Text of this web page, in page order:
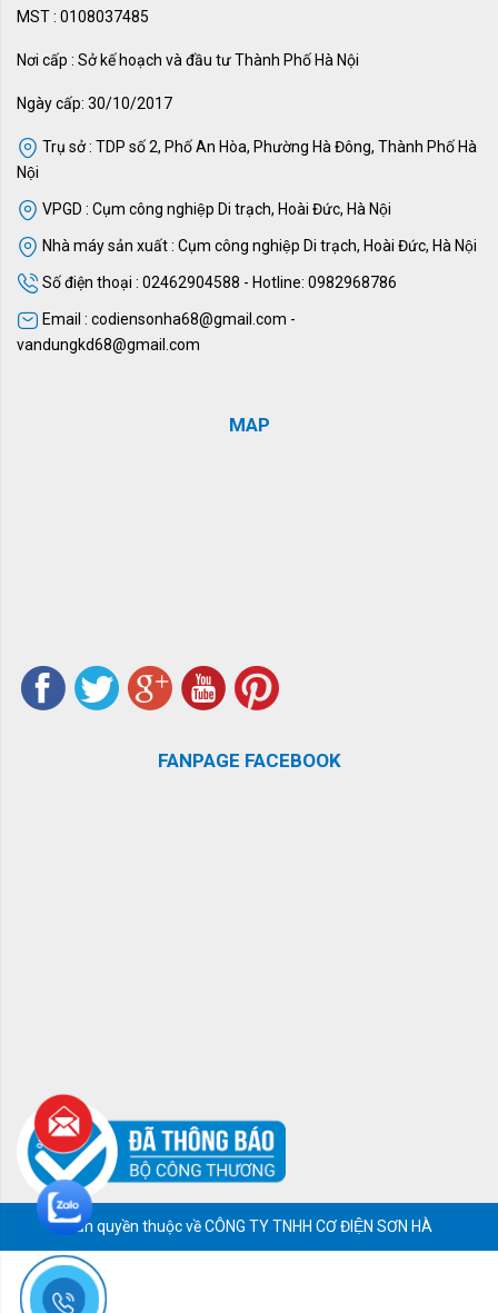
MST : 0108037485
Nơi cấp : Sở kế hoạch và đầu tư Thành Phố Hà Nội
Ngày cấp: 30/10/2017
Trụ sở : TDP số 2, Phố An Hòa, Phường Hà Đông, Thành Phố Hà
Nội
VPGD : Cụm công nghiệp Di trạch, Hoài Đức, Hà Nội
Nhà máy sản xuất : Cụm công nghiệp Di trạch, Hoài Đức, Hà Nội
Số điện thoại : 02462904588 - Hotline: 0982968786
Email : codiensonha68@gmail.com -
vandungkd68@gmail.com
MAP
FANPAGE FACEBOOK
Bản quyền thuộc về CÔNG TY TNHH CƠ ĐIỆN SƠN HÀ